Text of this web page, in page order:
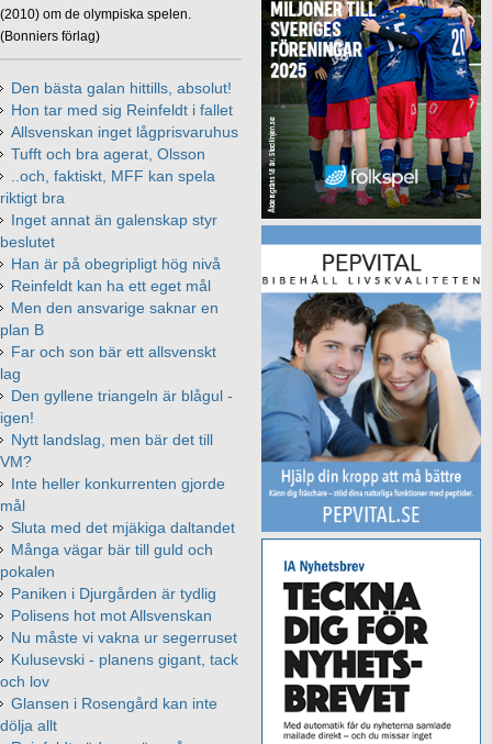
(2010) om de olympiska spelen.
(Bonniers förlag)
Den bästa galan hittills, absolut!
Hon tar med sig Reinfeldt i fallet
Allsvenskan inget lågprisvaruhus
Tufft och bra agerat, Olsson
..och, faktiskt, MFF kan spela
riktigt bra
Inget annat än galenskap styr
beslutet
Han är på obegripligt hög nivå
Reinfeldt kan ha ett eget mål
Men den ansvarige saknar en
plan B
Far och son bär ett allsvenskt
lag
Den gyllene triangeln är blågul -
igen!
Nytt landslag, men bär det till
VM?
Inte heller konkurrenten gjorde
mål
Sluta med det mjäkiga daltandet
Många vägar bär till guld och
pokalen
Paniken i Djurgården är tydlig
Polisens hot mot Allsvenskan
Nu måste vi vakna ur segerruset
Kulusevski - planens gigant, tack
och lov
Glansen i Rosengård kan inte
dölja allt